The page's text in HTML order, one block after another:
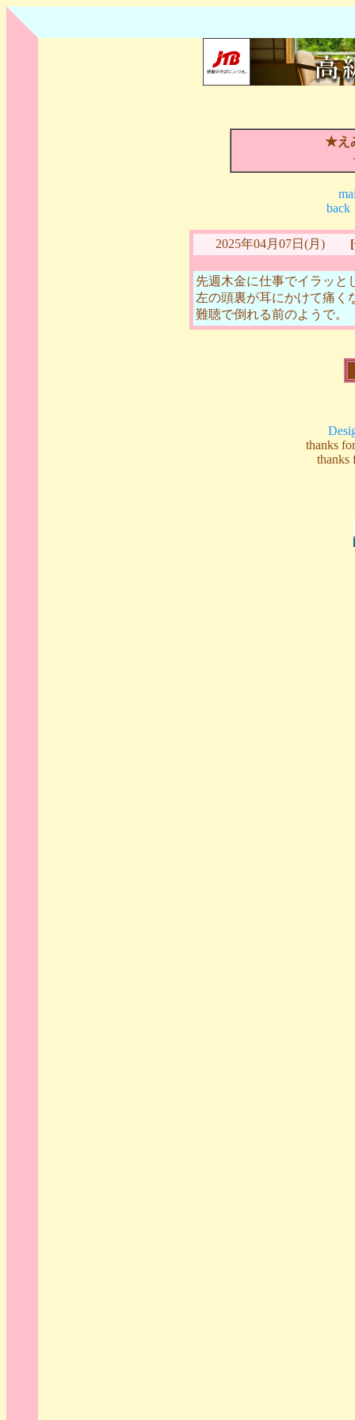
★え
back
2025年04月07日(月)
先週木金に仕事でイラッと
左の頭裏が耳にかけて痛く
難聴で倒れる前のようで。
thanks